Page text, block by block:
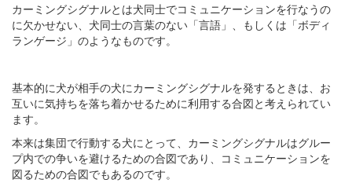
カーミングシグナルとは犬同士でコミュニケーションを行なうの
に欠かせない、犬同士の言葉のない「言語」、もしくは「ボディ
ランゲージ」のようなものです。
基本的に犬が相手の犬にカーミングシグナルを発するときは、お
互いに気持ちを落ち着かせるために利用する合図と考えられてい
ます。
本来は集団で行動する犬にとって、カーミングシグナルはグルー
プ内での争いを避けるための合図であり、コミュニケーションを
図るための合図でもあるのです。